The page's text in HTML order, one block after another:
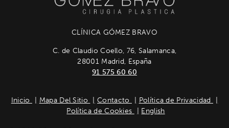
CLÍNICA GÓMEZ BRAVO
C. de Claudio Coello, 76, Salamanca,
28001 Madrid, España
91 575 60 60
Inicio Mapa Del Sitio Contacto
Política de Privacidad
Política de Cookies
English